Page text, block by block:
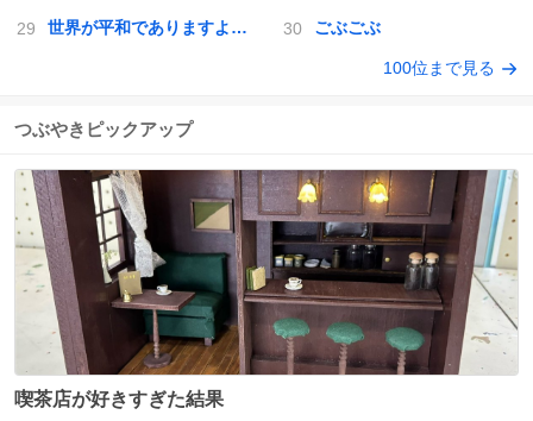
世界が平和でありますように ごぶごぶ
100位まで見る
つぶやきピックアップ
喫茶店が好きすぎた結果